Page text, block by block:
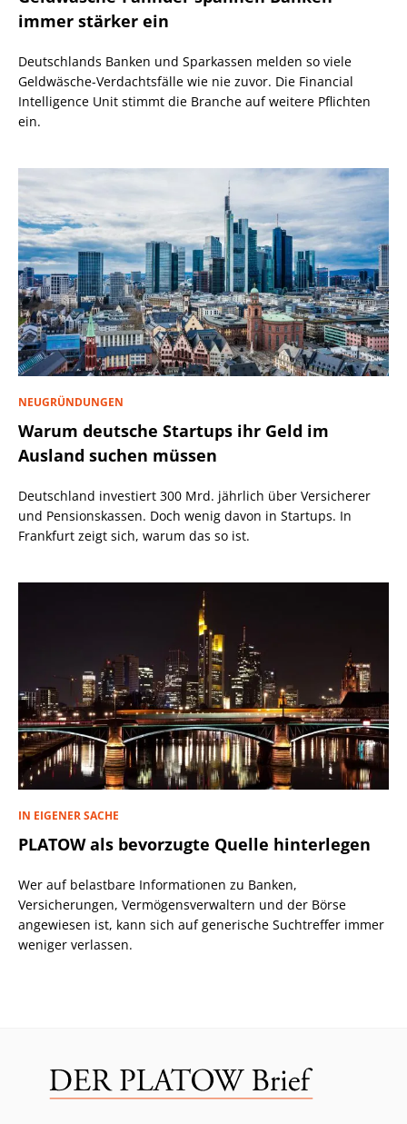
immer stärker ein
Deutschlands Banken und Sparkassen melden so viele
Geldwäsche-Verdachtsfälle wie nie zuvor. Die Financial
Intelligence Unit stimmt die Branche auf weitere Pflichten
ein.
NEUGRÜNDUNGEN
Warum deutsche Startups ihr Geld im
Ausland suchen müssen
Deutschland investiert 300 Mrd. jährlich über Versicherer
und Pensionskassen. Doch wenig davon in Startups. In
Frankfurt zeigt sich, warum das so ist.
IN EIGENER SACHE
PLATOW als bevorzugte Quelle hinterlegen
Wer auf belastbare Informationen zu Banken,
Versicherungen, Vermögensverwaltern und der Börse
angewiesen ist, kann sich auf generische Suchtreffer immer
weniger verlassen.